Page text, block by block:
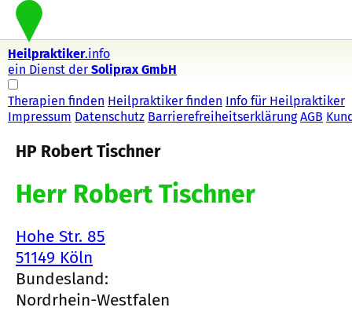
Heilpraktiker.info
ein Dienst der Soliprax GmbH
Therapien finden Heilpraktiker finden Info für Heilpraktiker
Impressum Datenschutz Barrierefreiheitserklärung AGB
HP Robert Tischner
Herr Robert Tischner
Hohe Str. 85
51149 Köln
Bundesland:
Nordrhein-Westfalen